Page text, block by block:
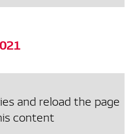
and reload the page
content